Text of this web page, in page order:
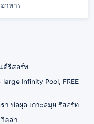
าหาร
ด์รีสอร์ท
Infinity Pool, FREE
า บ่อผุด เกาะสมุย รีสอร์ท
ลล่า